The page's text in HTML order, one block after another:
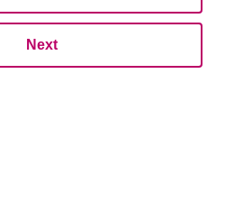
Next